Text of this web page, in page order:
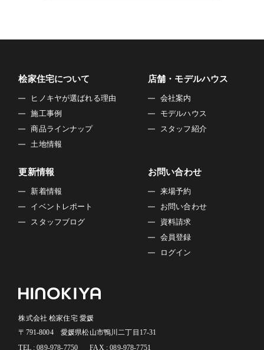
桧家住宅について
ヒノキヤが選ばれる理由
施工事例
商品ラインナップ
土地情報
店舗・モデルハウス
会社案内
モデルハウス
スタッフ紹介
更新情報
新着情報
イベントレポート
スタッフブログ
お問い合わせ
来場予約
お問い合わせ
資料請求
会員登録
ログイン
株式会社 桧家住宅 愛媛
〒791-8004 愛媛県松山市鴨川二丁目17-31
TEL : 089-978-7750
FAX : 089-978-7751